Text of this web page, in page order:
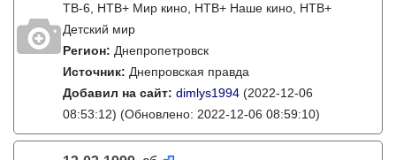
ТВ-6, НТВ+ Мир кино, НТВ+ Наше кино, НТВ+
Детский мир
Регион: Днепропетровск
Источник: Днепровская правда
Добавил на сайт: dimlys1994 (2022-12-06
08:53:12) (Обновлено: 2022-12-06 08:59:10)